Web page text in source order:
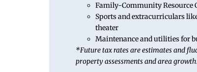
Family-Community Resource
Sports and extracurriculars
theater
Maintenance and utilities for
*Future tax rates are estimates and
property assessments and area growth.